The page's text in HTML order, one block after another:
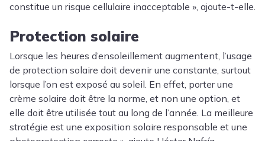
constitue un risque cellulaire inacceptable », ajoute-t-elle.
Protection solaire
Lorsque les heures d’ensoleillement augmentent, l’usage
de protection solaire doit devenir une constante, surtout
lorsque l’on est exposé au soleil. En effet, porter une
crème solaire doit être la norme, et non une option, et
elle doit être utilisée tout au long de l’année. La meilleure
stratégie est une exposition solaire responsable et une